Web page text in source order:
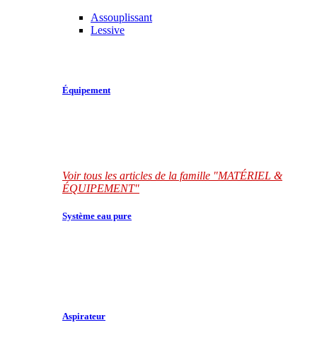
Assouplissant
Lessive
Équipement
Voir tous les articles de la famille "MATÉRIEL &
ÉQUIPEMENT"
Système eau pure
Aspirateur